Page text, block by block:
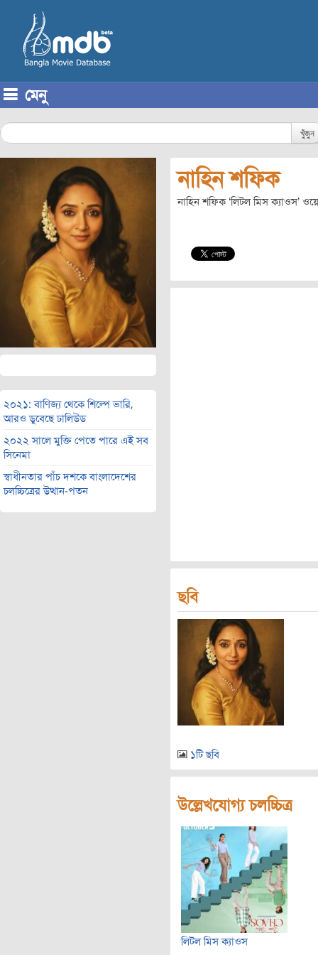
মেনু
খুঁজুন
২০২১: বাণিজ্য থেকে শিল্পে ভারি,
আরও ডুবেছে ঢালিউড
২০২২ সালে মুক্তি পেতে পারে এই সব
সিনেমা
স্বাধীনতার পাঁচ দশকে বাংলাদেশের
চলচ্চিত্রের উত্থান-পতন
নাহিন শফিক
নাহিন শফিক ‘লিটল মিস ক্যাওস’
ছবি
১টি ছবি
উল্লেখযোগ্য চলচ্চিত্র
লিটল মিস ক্যাওস